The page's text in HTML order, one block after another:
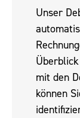
Unser
mit den
können